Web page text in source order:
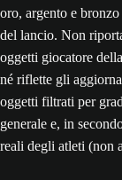
oro, argento e
del lancio. Non
oggetti giocatore
né riflette gli
oggetti filtrati per
generale e, in
reali degli atleti (non